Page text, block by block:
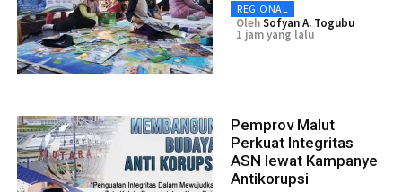
REGIONAL
OlehSofyan A. Togubu
1 jam yang lalu
Pemprov Malut
Perkuat Integritas
ASN lewat Kampanye
Antikorupsi